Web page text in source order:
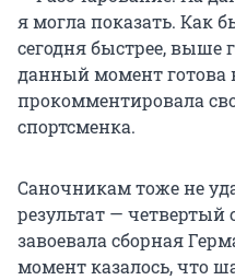
я могла показать. Как
сегодня быстрее,
данный момент готова
прокомментировала
спортсменка.
Саночникам тоже не
результат — четвертый
завоевала сборная
момент казалось, что